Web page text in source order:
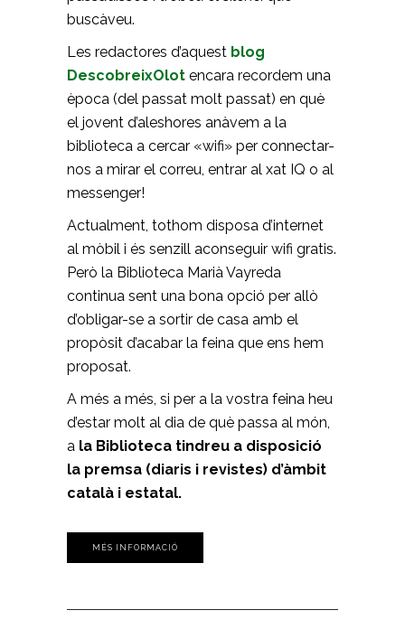
buscàveu.
Les redactores d’aquest blog
DescobreixOlot encara recordem una
època (del passat molt passat) en què
el jovent d’aleshores anàvem a la
biblioteca a cercar «wifi» per connectar-
nos a mirar el correu, entrar al xat IQ o al
messenger!
Actualment, tothom disposa d’internet
al mòbil i és senzill aconseguir wifi gratis.
Però la Biblioteca Marià Vayreda
continua sent una bona opció per allò
d’obligar-se a sortir de casa amb el
propòsit d’acabar la feina que ens hem
proposat.
A més a més, si per a la vostra feina heu
d’estar molt al dia de què passa al món,
a la Biblioteca tindreu a disposició
la premsa (diaris i revistes) d’àmbit
català i estatal.
MÉS INFORMACIÓ